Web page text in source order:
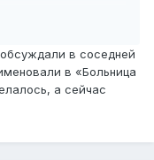
в соседней
в «Больница
а сейчас